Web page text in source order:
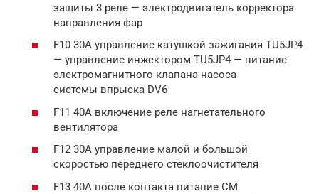
защиты 3 реле — электродвигатель корректора
направления фар
F10 30A управление катушкой зажигания TU5JP4
— управление инжектором TU5JP4 — питание
электромагнитного клапана насоса
системы впрыска DV6
F11 40A включение реле нагнетательного
вентилятора
F12 30A управление малой и большой
скоростью переднего стеклоочистителя
F13 40A после контакта питание СМ